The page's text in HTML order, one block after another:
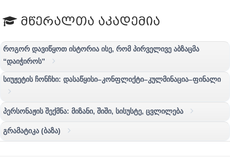
მწერალთა აკადემია
როგორ დავიწყოთ ისტორია ისე, რომ პირველივე აბზაცმა
“დაიჭიროს”
სიუჟეტის ჩონჩხი: დასაწყისი–კონფლიქტი–კულმინაცია–ფინალი
პერსონაჟის შექმნა: მიზანი, შიში, სისუსტე, ცვლილება
გრამატიკა (ბაზა)